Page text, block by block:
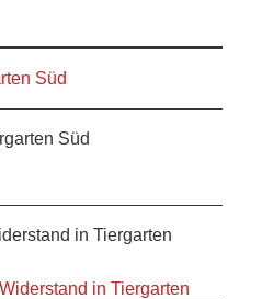
Süd
in Tiergarten